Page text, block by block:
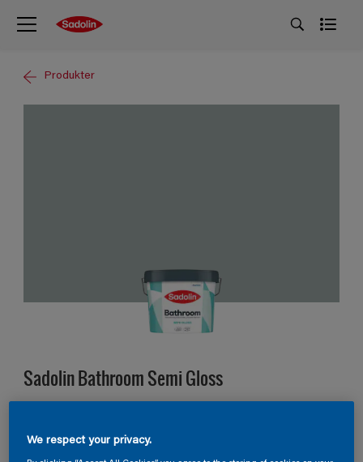
Produkter
Sadolin Bathroom Semi Gloss
We respect your privacy.